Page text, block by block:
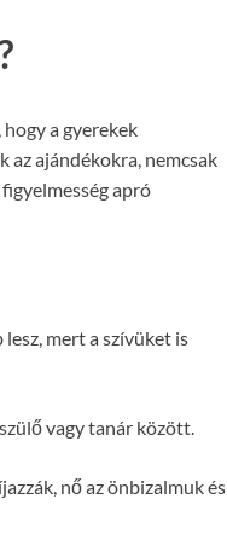
a gyerekek
ajándékokra, nemcsak
apró
mert a szívüket is
vagy tanár között.
nő az önbizalmuk és